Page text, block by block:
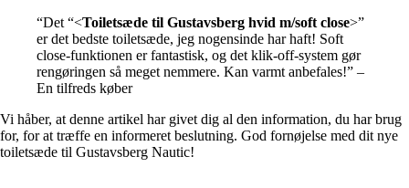
“Det “<Toiletsæde til Gustavsberg hvid m/soft close>”
er det bedste toiletsæde, jeg nogensinde har haft! Soft
close-funktionen er fantastisk, og det klik-off-system gør
rengøringen så meget nemmere. Kan varmt anbefales!” –
En tilfreds køber
Vi håber, at denne artikel har givet dig al den information, du har brug
for, for at træffe en informeret beslutning. God fornøjelse med dit nye
toiletsæde til Gustavsberg Nautic!